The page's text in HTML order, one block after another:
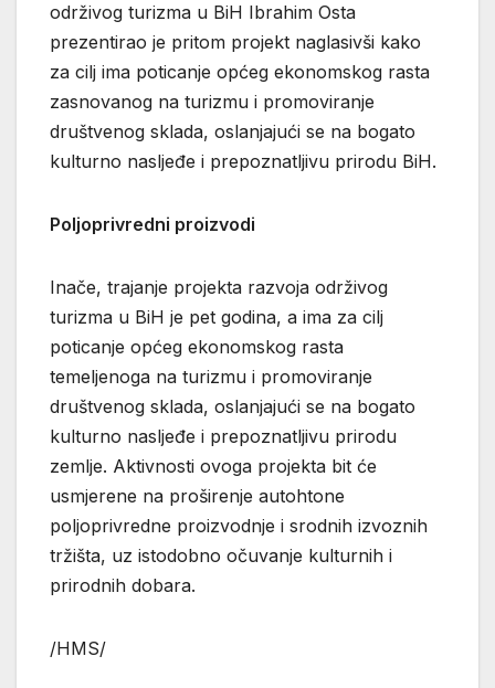
održivog turizma u BiH Ibrahim Osta
prezentirao je pritom projekt naglasivši kako
za cilj ima poticanje općeg ekonomskog rasta
zasnovanog na turizmu i promoviranje
društvenog sklada, oslanjajući se na bogato
kulturno nasljeđe i prepoznatljivu prirodu BiH.
Poljoprivredni proizvodi
Inače, trajanje projekta razvoja održivog
turizma u BiH je pet godina, a ima za cilj
poticanje općeg ekonomskog rasta
temeljenoga na turizmu i promoviranje
društvenog sklada, oslanjajući se na bogato
kulturno nasljeđe i prepoznatljivu prirodu
zemlje. Aktivnosti ovoga projekta bit će
usmjerene na proširenje autohtone
poljoprivredne proizvodnje i srodnih izvoznih
tržišta, uz istodobno očuvanje kulturnih i
prirodnih dobara.
/HMS/